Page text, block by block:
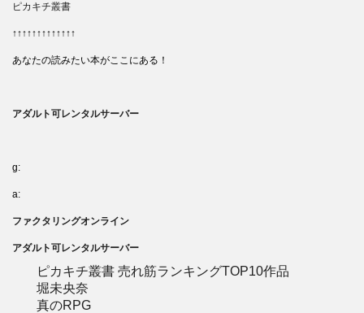
ピカキチ叢書
↑↑↑↑↑↑↑↑↑↑↑↑↑
あなたの読みたい本がここにある！
アダルト可レンタルサーバー
g:
a:
ファクタリングオンライン
アダルト可レンタルサーバー
ピカキチ叢書 売れ筋ランキングTOP10作品
堀未央奈
真のRPG